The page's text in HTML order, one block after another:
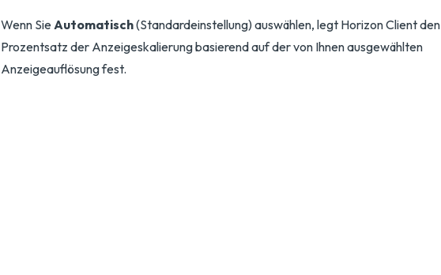
Wenn SieAutomatisch(Standardeinstellung) auswählen, legt Horizon Client den
Prozentsatz der Anzeigeskalierung basierend auf der von Ihnen ausgewählten
Anzeigeauflösung fest.